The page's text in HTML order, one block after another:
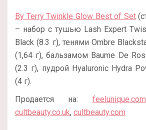
By Terry Twinkle Glow Best of Set
– набор с тушью Lash Expert
Black (8.3 г), тенями Ombre
(1,64 г), бальзамом Baume De
(2.3 г), пудрой Hyaluronic Hydra
(4 г).
Продается на: feelunique.com
cultbeauty.co.uk, cultbeauty.com